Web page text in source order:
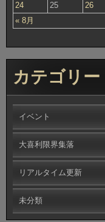
« 8月
24
25 26
カテゴリー
イベント
大喜利限界集落
リアルタイム更新
未分類